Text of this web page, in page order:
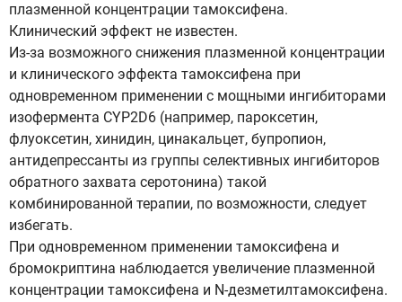
плазменной концентрации тамоксифена.
Клинический эффект не известен.
Из-за возможного снижения плазменной концентрации
и клинического эффекта тамоксифена при
одновременном применении с мощными ингибиторами
изофермента CYP2D6 (например, пароксетин,
флуоксетин, хинидин, цинакальцет, бупропион,
антидепрессанты из группы селективных ингибиторов
обратного захвата серотонина) такой
комбинированной терапии, по возможности, следует
избегать.
При одновременном применении тамоксифена и
бромокриптина наблюдается увеличение плазменной
концентрации тамоксифена и N-дезметилтамоксифена.